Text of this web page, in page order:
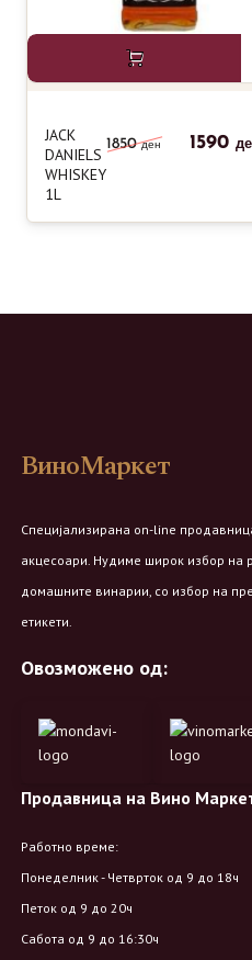
JACK
DANIELS
WHISKEY
1L
1850ден 1590
ВиноМаркет
Специјализирана on-line
акцесоари. Нудиме широк избор на
домашните винарии, со избор на
етикети.
Овозможено од:
Продавница на Вино
Работно време:
Понеделник - Четврток од 9 до 18ч
Петок од 9 до 20ч
Сабота од 9 до 16:30ч